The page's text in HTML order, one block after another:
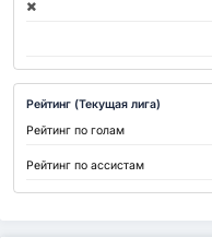
Рейтинг (Текущая лига)
Рейтинг по голам
Рейтинг по ассистам